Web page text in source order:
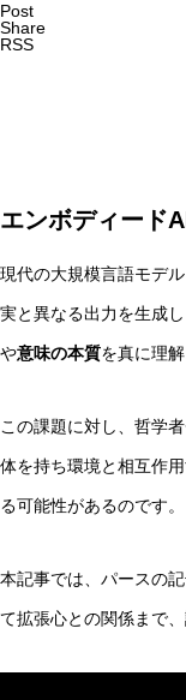
マルチエー
汎心論は
Post
Share
RSS
エンボディード
現代の大規模言語モデ
実と異なる出力を生成
や意味の本質を真に理
この課題に対し、哲学
体を持ち環境と相互作
る可能性があるのです。
本記事では、パースの
て拡張心との関係まで